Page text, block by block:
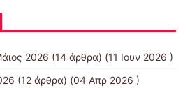
2026 (14 άρθρα) (11 Ιουν 2026 )
(12 άρθρα) (04 Απρ 2026 )